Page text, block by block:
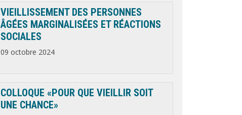
VIEILLISSEMENT DES PERSONNES
ÂGÉES MARGINALISÉES ET RÉACTIONS
SOCIALES
09 octobre 2024
COLLOQUE «POUR QUE VIEILLIR SOIT
UNE CHANCE»